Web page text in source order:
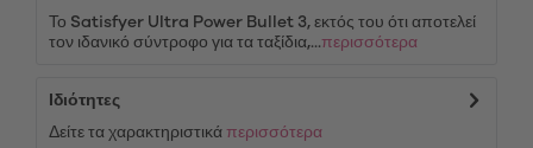
Το Satisfyer Ultra Power Bullet 3, εκτός του ότι αποτελεί
τον ιδανικό σύντροφο για τα ταξίδια,...περισσότερα
Ιδιότητες
Δείτε τα χαρακτηριστικά περισσότερα